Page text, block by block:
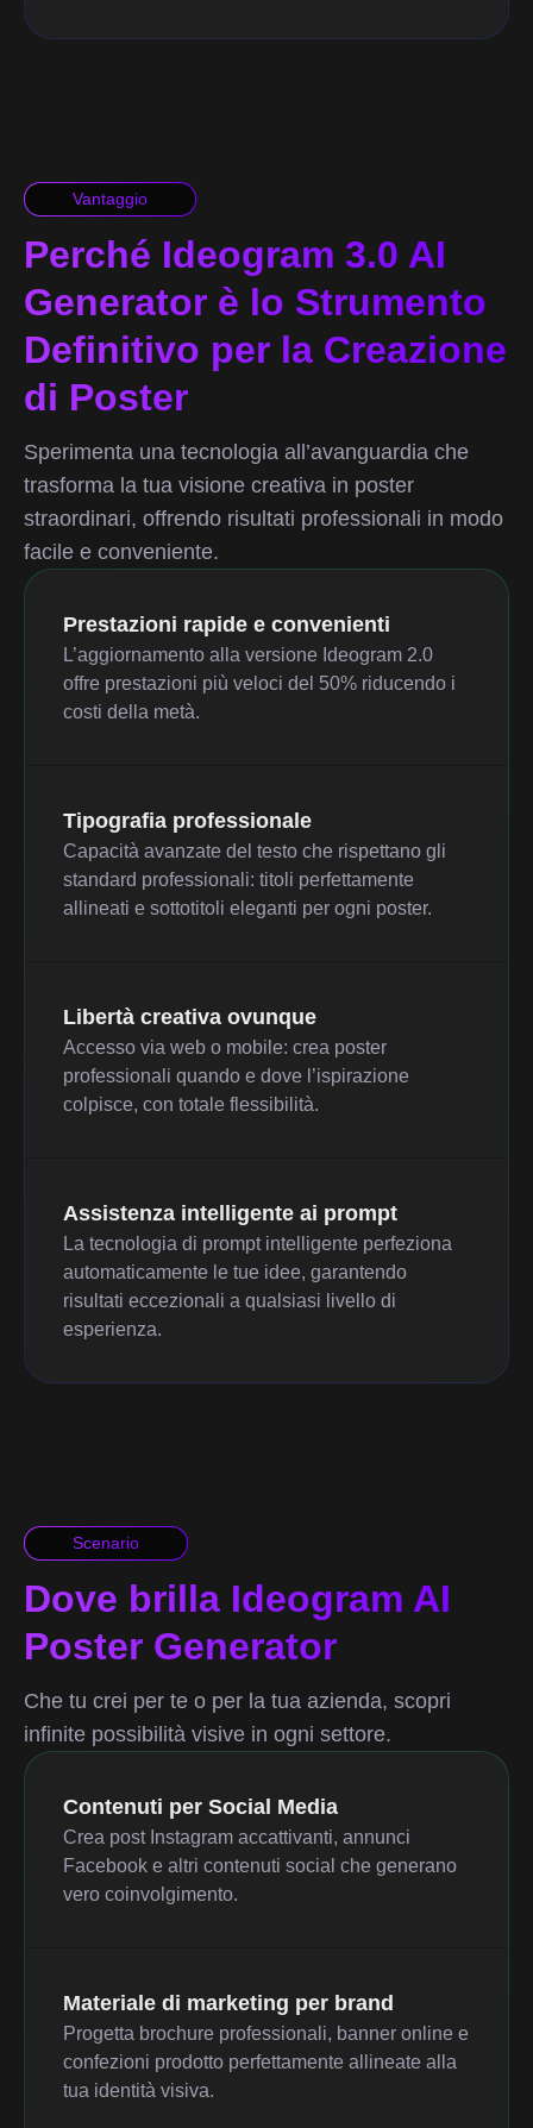
Vantaggio
Perché Ideogram 3.0 AI
Generator è lo Strumento
Definitivo per la Creazione
di Poster
Sperimenta una tecnologia all’avanguardia che
trasforma la tua visione creativa in poster
straordinari, offrendo risultati professionali in modo
facile e conveniente.
Prestazioni rapide e convenienti
L’aggiornamento alla versione Ideogram 2.0
offre prestazioni più veloci del 50% riducendo i
costi della metà.
Tipografia professionale
Capacità avanzate del testo che rispettano gli
standard professionali: titoli perfettamente
allineati e sottotitoli eleganti per ogni poster.
Libertà creativa ovunque
Accesso via web o mobile: crea poster
professionali quando e dove l’ispirazione
colpisce, con totale flessibilità.
Assistenza intelligente ai prompt
La tecnologia di prompt intelligente perfeziona
automaticamente le tue idee, garantendo
risultati eccezionali a qualsiasi livello di
esperienza.
Scenario
Dove brilla Ideogram AI
Poster Generator
Che tu crei per te o per la tua azienda, scopri
infinite possibilità visive in ogni settore.
Contenuti per Social Media
Crea post Instagram accattivanti, annunci
Facebook e altri contenuti social che generano
vero coinvolgimento.
Materiale di marketing per brand
Progetta brochure professionali, banner online e
confezioni prodotto perfettamente allineate alla
tua identità visiva.